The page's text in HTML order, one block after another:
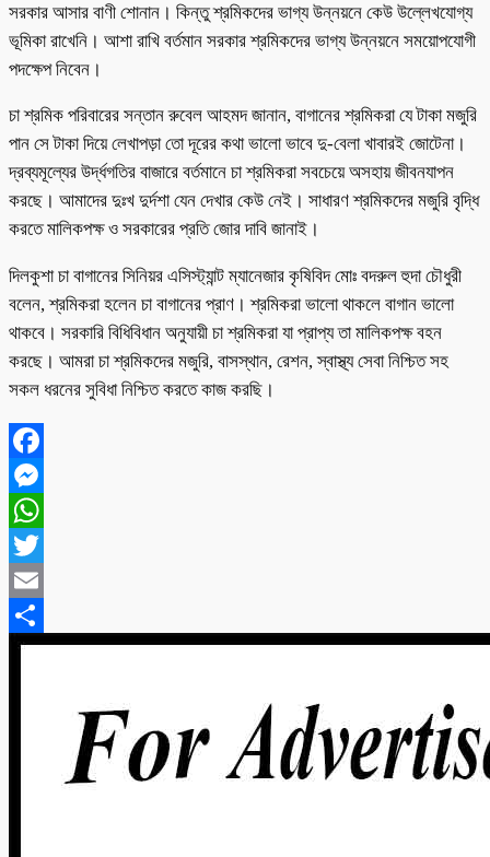
সরকার আসার বাণী শোনান। কিন্তু শ্রমিকদের ভাগ্য উন্নয়নে কেউ উল্লেখযোগ্য
ভূমিকা রাখেনি। আশা রাখি বর্তমান সরকার শ্রমিকদের ভাগ্য উন্নয়নে সময়োপযোগী
পদক্ষেপ নিবেন।
চা শ্রমিক পরিবারের সন্তান রুবেল আহমদ জানান, বাগানের শ্রমিকরা যে টাকা মজুরি
পান সে টাকা দিয়ে লেখাপড়া তো দূরের কথা ভালো ভাবে দু-বেলা খাবারই জোটেনা।
দ্রব্যমূল্যের উর্দ্ধগতির বাজারে বর্তমানে চা শ্রমিকরা সবচেয়ে অসহায় জীবনযাপন
করছে। আমাদের দুঃখ দুর্দশা যেন দেখার কেউ নেই। সাধারণ শ্রমিকদের মজুরি বৃদ্ধি
করতে মালিকপক্ষ ও সরকারের প্রতি জোর দাবি জানাই।
দিলকুশা চা বাগানের সিনিয়র এসিস্ট্যান্ট ম্যানেজার কৃষিবিদ মোঃ বদরুল হুদা চৌধুরী
বলেন, শ্রমিকরা হলেন চা বাগানের প্রাণ। শ্রমিকরা ভালো থাকলে বাগান ভালো
থাকবে। সরকারি বিধিবিধান অনুযায়ী চা শ্রমিকরা যা প্রাপ্য তা মালিকপক্ষ বহন
করছে। আমরা চা শ্রমিকদের মজুরি, বাসস্থান, রেশন, স্বাস্থ্য সেবা নিশ্চিত সহ
সকল ধরনের সুবিধা নিশ্চিত করতে কাজ করছি।
Facebook
Messenger
WhatsApp
Twitter
Email
Share